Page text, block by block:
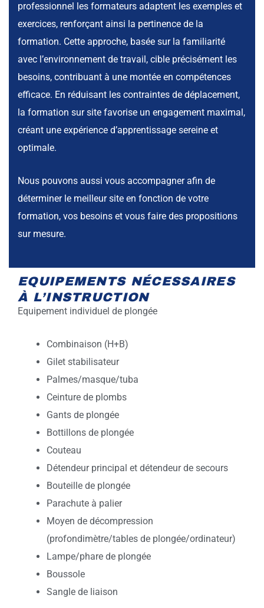
professionnel les formateurs adaptent les exemples et
exercices, renforçant ainsi la pertinence de la
formation. Cette approche, basée sur la familiarité
avec l’environnement de travail, cible précisément les
besoins, contribuant à une montée en compétences
efficace. En réduisant les contraintes de déplacement,
la formation sur site favorise un engagement maximal,
créant une expérience d’apprentissage sereine et
optimale.
Nous pouvons aussi vous accompagner afin de
déterminer le meilleur site en fonction de votre
formation, vos besoins et vous faire des propositions
sur mesure.
EQUIPEMENTS NÉCESSAIRES
À L’INSTRUCTION
Equipement individuel de plongée
Combinaison (H+B)
Gilet stabilisateur
Palmes/masque/tuba
Ceinture de plombs
Gants de plongée
Bottillons de plongée
Couteau
Détendeur principal et détendeur de secours
Bouteille de plongée
Parachute à palier
Moyen de décompression
(profondimètre/tables de plongée/ordinateur)
Lampe/phare de plongée
Boussole
Sangle de liaison